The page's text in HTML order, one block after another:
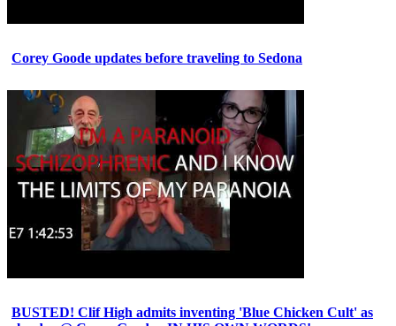
Corey Goode updates before traveling to Sedona
BUSTED! Clif High admits inventing 'Blue Chicken Cult' as